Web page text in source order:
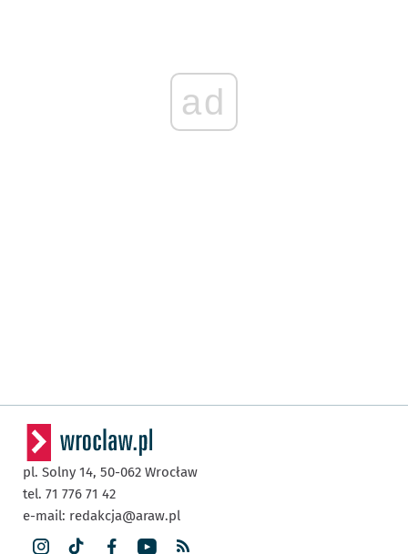
ad
pl. Solny 14, 50-062 Wrocław
tel. 71 776 71 42
e-mail: redakcja@araw.pl